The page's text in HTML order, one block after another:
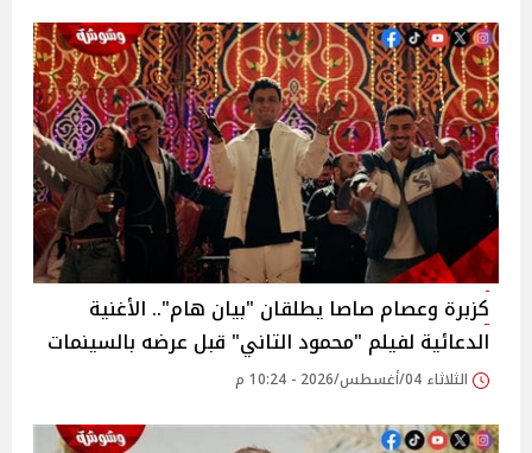
كزبرة وعصام صاصا يطلقان "بيان هام".. الأغنية
الدعائية لفيلم "محمود التاني" قبل عرضه بالسينمات
الثلاثاء 04/أغسطس/2026 - 10:24 م